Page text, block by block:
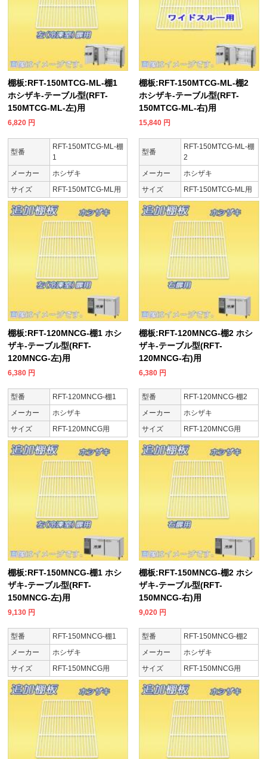
棚板:RFT-150MTCG-ML-棚1
ホシザキ-テーブル型(RFT-
150MTCG-ML-左)用
6,820 円
型番
RFT-150MTCG-ML-棚
1
メーカー
ホシザキ
サイズ
RFT-150MTCG-ML用
棚板:RFT-150MTCG-ML-棚2
ホシザキ-テーブル型(RFT-
150MTCG-ML-右)用
15,840 円
型番
RFT-150MTCG-ML-棚
2
メーカー
ホシザキ
サイズ
RFT-150MTCG-ML用
棚板:RFT-120MNCG-棚1 ホシ
ザキ-テーブル型(RFT-
120MNCG-左)用
6,380 円
型番
RFT-120MNCG-棚1
メーカー
ホシザキ
サイズ
RFT-120MNCG用
棚板:RFT-120MNCG-棚2 ホシ
ザキ-テーブル型(RFT-
120MNCG-右)用
6,380 円
型番
RFT-120MNCG-棚2
メーカー
ホシザキ
サイズ
RFT-120MNCG用
棚板:RFT-150MNCG-棚1 ホシ
ザキ-テーブル型(RFT-
150MNCG-左)用
9,130 円
型番
RFT-150MNCG-棚1
メーカー
ホシザキ
サイズ
RFT-150MNCG用
棚板:RFT-150MNCG-棚2 ホシ
ザキ-テーブル型(RFT-
150MNCG-右)用
9,020 円
型番
RFT-150MNCG-棚2
メーカー
ホシザキ
サイズ
RFT-150MNCG用